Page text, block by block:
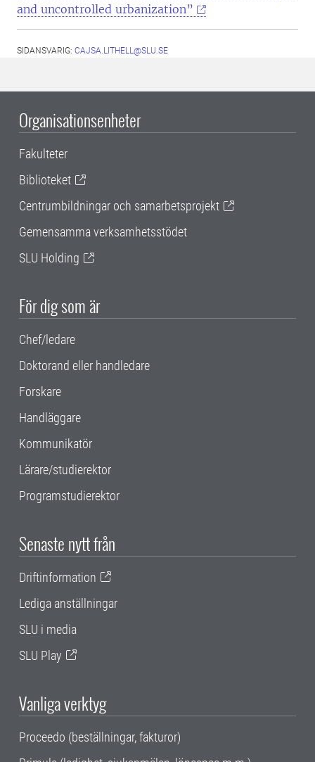
and uncontrolled urbanization”
SIDANSVARIG: CAJSA.LITHELL@SLU.SE
Organisationsenheter
Fakulteter
Biblioteket
Centrumbildningar och samarbetsprojekt
Gemensamma verksamhetsstödet
SLU Holding
För dig som är
Chef/ledare
Doktorand eller handledare
Forskare
Handläggare
Kommunikatör
Lärare/studierektor
Programstudierektor
Senaste nytt från
Driftinformation
Lediga anställningar
SLU i media
SLU Play
Vanliga verktyg
Proceedo (beställningar, fakturor)